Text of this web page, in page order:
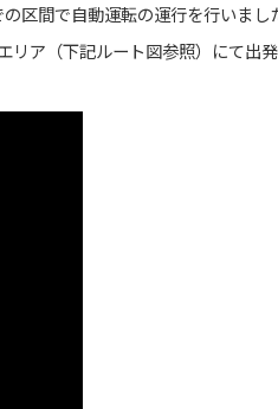
区間で自動運転の運行を行いまし
ア（下記ルート図参照）にて出発